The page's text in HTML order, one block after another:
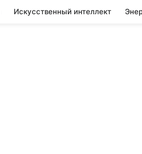
Искусственный интеллект